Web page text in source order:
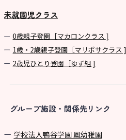
未就園児クラス
0歳親子登園［マカロンクラス ]
1歳・2歳親子登園［マリポサクラス ]
2歳児ひとり登園［ゆず組 ]
グループ施設・関係先リンク
学校法⼈鴨⾕学園 鳳幼稚園